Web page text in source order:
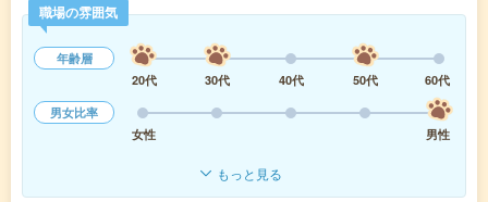
職場の雰囲気
年齢層
20代
30代 40代 50代
60代
男女比率
女性
男性
もっと見る